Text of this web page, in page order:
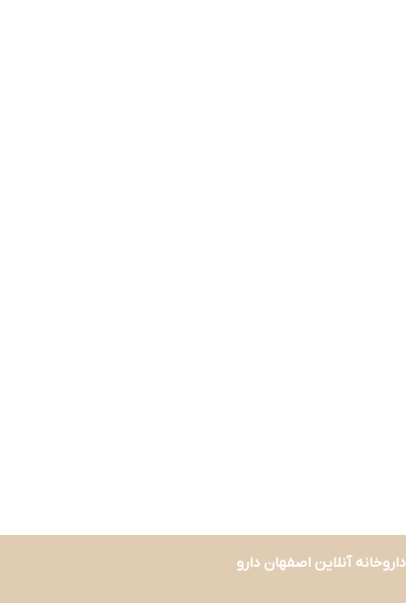
داروخانه آنلاین اصفهان دارو